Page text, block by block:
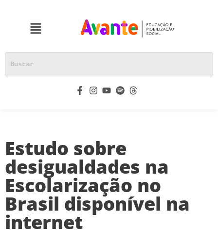
Estudo sobre
desigualdades na
Escolarização no
Brasil disponível na
internet